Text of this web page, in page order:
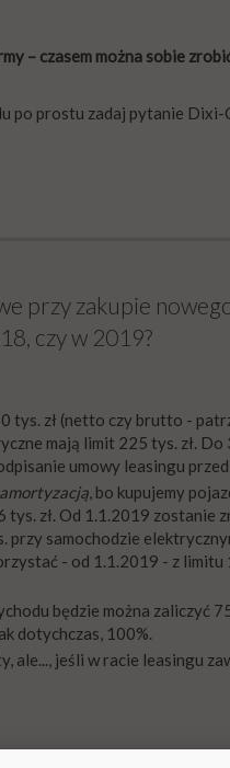
– czasem można sobie
po prostu zadaj pytanie
przy zakupie
czy w 2019?
tys. zł (netto czy brutto -
mają limit 225 tys. zł.
umowy leasingu
amortyzacją, bo kupujemy
zł. Od 1.1.2019 zostanie
przy samochodzie
- od 1.1.2019 - z
będzie można zaliczyć
dotychczas, 100%.
ale..., jeśli w racie leasingu
czy w 2019. Zyskuje, bo